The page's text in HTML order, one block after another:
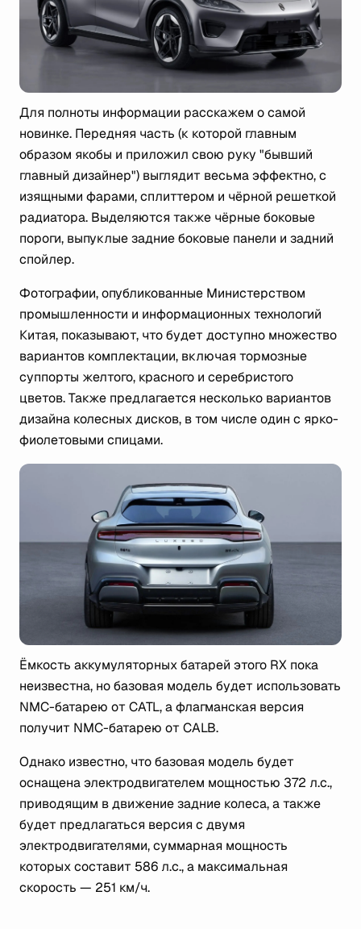
Для полноты информации расскажем о самой
новинке. Передняя часть (к которой главным
образом якобы и приложил свою руку "бывший
главный дизайнер") выглядит весьма эффектно, с
изящными фарами, сплиттером и чёрной решеткой
радиатора. Выделяются также чёрные боковые
пороги, выпуклые задние боковые панели и задний
спойлер.
Фотографии, опубликованные Министерством
промышленности и информационных технологий
Китая, показывают, что будет доступно множество
вариантов комплектации, включая тормозные
суппорты желтого, красного и серебристого
цветов. Также предлагается несколько вариантов
дизайна колесных дисков, в том числе один с ярко-
фиолетовыми спицами.
Ёмкость аккумуляторных батарей этого RX пока
неизвестна, но базовая модель будет использовать
NMC-батарею от CATL, а флагманская версия
получит NMC-батарею от CALB.
Однако известно, что базовая модель будет
оснащена электродвигателем мощностью 372 л.с.,
приводящим в движение задние колеса, а также
будет предлагаться версия с двумя
электродвигателями, суммарная мощность
которых составит 586 л.с., а максимальная
скорость — 251 км/ч.